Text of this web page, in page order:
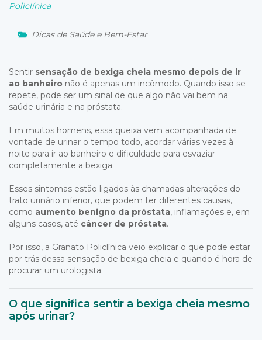
Policlínica
Dicas de Saúde e Bem-Estar
Sentir sensação de bexiga cheia mesmo depois de ir
ao banheiro não é apenas um incômodo. Quando isso se
repete, pode ser um sinal de que algo não vai bem na
saúde urinária e na próstata.
Em muitos homens, essa queixa vem acompanhada de
vontade de urinar o tempo todo, acordar várias vezes à
noite para ir ao banheiro e dificuldade para esvaziar
completamente a bexiga.
Esses sintomas estão ligados às chamadas alterações do
trato urinário inferior, que podem ter diferentes causas,
como aumento benigno da próstata, inflamações e, em
alguns casos, até câncer de próstata.
Por isso, a Granato Policlínica veio explicar o que pode estar
por trás dessa sensação de bexiga cheia e quando é hora de
procurar um urologista.
O que significa sentir a bexiga cheia mesmo
após urinar?